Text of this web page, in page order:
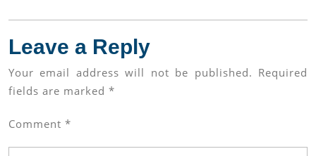
Leave a Reply
Your email address will not be published. Required
fields are marked *
Comment *